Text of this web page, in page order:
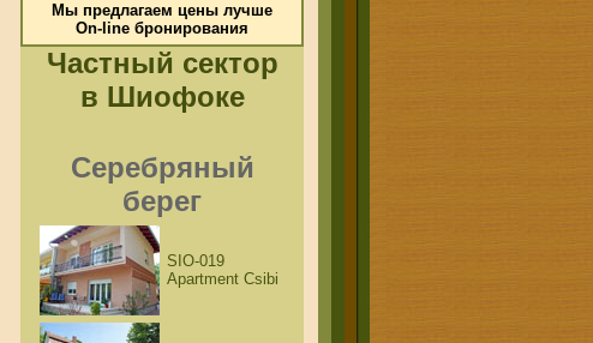
Мы предлагаем цены лучше
On-line бронирования
Частный сектор
в Шиофоке
Серебряный
берег
SIO-019
Apartment Csibi